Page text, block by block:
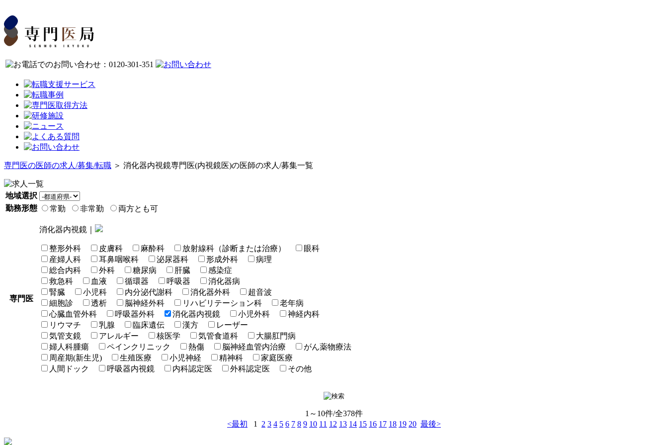
専門医の医師の求人/募集/転職 ＞ 消化器内視鏡専門医(内視鏡医)の医師の求人/募集一覧
地域選択
勤務形態
常勤 非常勤 両方とも可
専門医
消化器内視鏡｜
整形外科 皮膚科 麻酔科 放射線科（診断または治療）
眼科
産婦人科
耳鼻咽喉科 泌尿器科 形成外科
病理
総合内科
外科 糖尿病 肝臓
感染症
救急科
血液 循環器 呼吸器
消化器病
腎臓
小児科 内分泌代謝科 消化器外科
超音波
細胞診
透析 脳神経外科 リハビリテーション科
老年病
心臓血管外科
呼吸器外科 消化器内視鏡 小児外科
神経内科
リウマチ
乳腺 臨床遺伝 漢方
レーザー
気管支鏡
アレルギー 核医学 気管食道科
大腸肛門病
婦人科腫瘍
ペインクリニック 熱傷 脳神経血管内治療
がん薬物療法
周産期(新生児)
生殖医療 小児神経 精神科
家庭医療
人間ドック
呼吸器内視鏡 内科認定医 外科認定医 その他
1～10件/全378件
<最初
1 2 3 4 5 6 7 8 9 10 11 12 13 14 15 16 17 18 19 20 最後>